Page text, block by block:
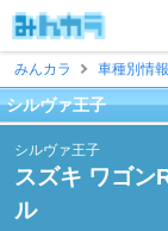
みんカラ
車種別情報
シルヴァ王子
シルヴァ王子
スズキ ワゴン
ル